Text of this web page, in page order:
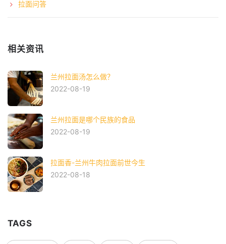
拉面问答
相关资讯
兰州拉面汤怎么做？
2022-08-19
兰州拉面是哪个民族的食品
2022-08-19
拉面香-兰州牛肉拉面前世今生
2022-08-18
TAGS